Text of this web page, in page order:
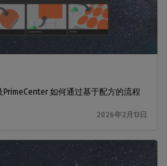
如何通过基于配方的流程
2026年2月13日